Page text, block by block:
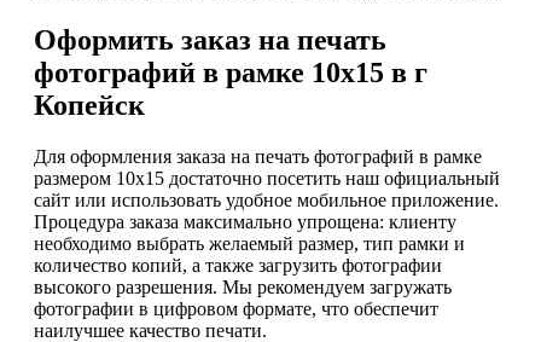
Оформить заказ на печать
фотографий в рамке 10х15 в г
Копейск
Для оформления заказа на печать фотографий в рамке
размером 10х15 достаточно посетить наш официальный
сайт или использовать удобное мобильное приложение.
Процедура заказа максимально упрощена: клиенту
необходимо выбрать желаемый размер, тип рамки и
количество копий, а также загрузить фотографии
высокого разрешения. Мы рекомендуем загружать
фотографии в цифровом формате, что обеспечит
наилучшее качество печати.